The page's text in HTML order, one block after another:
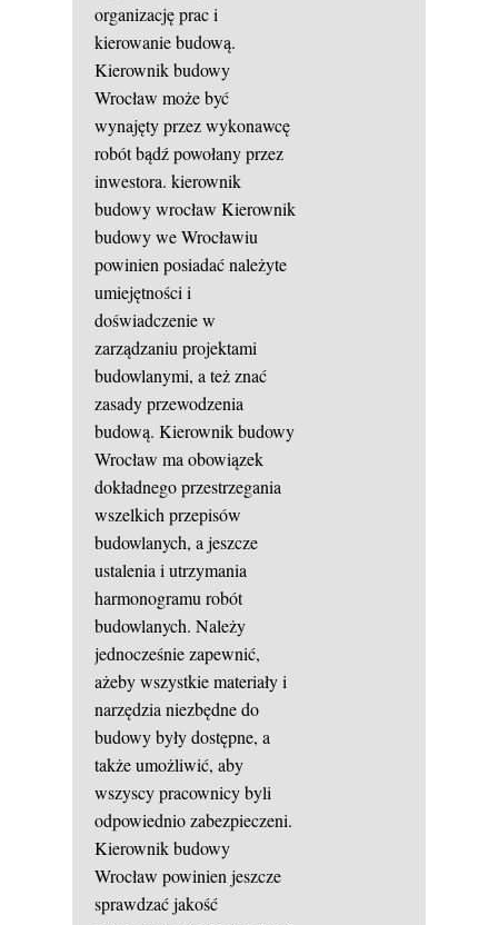
organizację prac i
kierowanie budową.
Kierownik budowy
Wrocław może być
wynajęty przez wykonawcę
robót bądź powołany przez
inwestora. kierownik
budowy wrocław Kierownik
budowy we Wrocławiu
powinien posiadać należyte
umiejętności i
doświadczenie w
zarządzaniu projektami
budowlanymi, a też znać
zasady przewodzenia
budową. Kierownik budowy
Wrocław ma obowiązek
dokładnego przestrzegania
wszelkich przepisów
budowlanych, a jeszcze
ustalenia i utrzymania
harmonogramu robót
budowlanych. Należy
jednocześnie zapewnić,
ażeby wszystkie materiały i
narzędzia niezbędne do
budowy były dostępne, a
także umożliwić, aby
wszyscy pracownicy byli
odpowiednio zabezpieczeni.
Kierownik budowy
Wrocław powinien jeszcze
sprawdzać jakość